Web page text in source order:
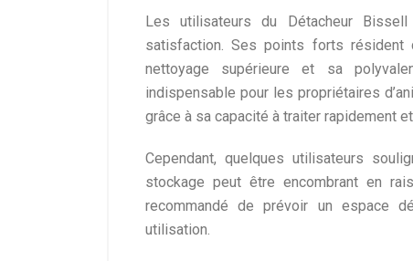
Les utilisateurs du Détacheur
satisfaction. Ses points forts résident
nettoyage supérieure et sa
indispensable pour les propriétaires
grâce à sa capacité à traiter rapidement
Cependant, quelques utilisateurs
stockage peut être encombrant en
recommandé de prévoir un espace
utilisation.